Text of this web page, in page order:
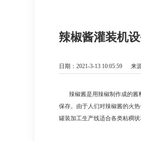
辣椒酱灌装机
日期：2021-3-13 10:05:59 来
辣椒酱是用辣椒制作成的酱
保存。由于人们对辣椒酱的火
罐装加工生产线适合各类粘稠